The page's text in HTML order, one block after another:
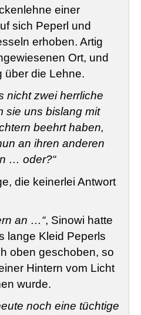
einer
sich Peperl und
erhoben. Artig
Ort, und
über die Lehne.
nicht zwei herrliche
sie uns bislang mit
beehrt haben,
an ihren anderen
… oder?“
die keinerlei Antwort
an …“, Sinowi hatte
lange Kleid Peperls
oben geschoben, so
Hintern vom Licht
wurde.
noch eine tüchtige